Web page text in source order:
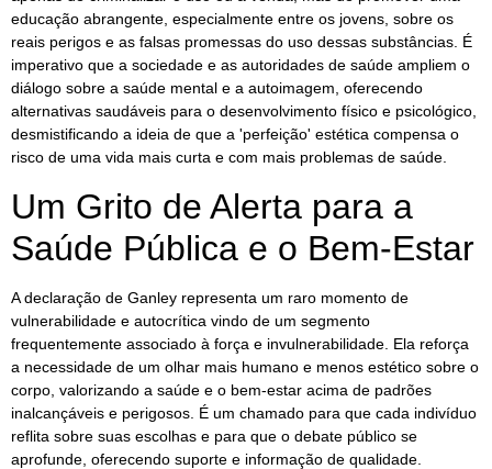
educação abrangente, especialmente entre os jovens, sobre os
reais perigos e as falsas promessas do uso dessas substâncias. É
imperativo que a sociedade e as autoridades de saúde ampliem o
diálogo sobre a saúde mental e a autoimagem, oferecendo
alternativas saudáveis para o desenvolvimento físico e psicológico,
desmistificando a ideia de que a 'perfeição' estética compensa o
risco de uma vida mais curta e com mais problemas de saúde.
Um Grito de Alerta para a
Saúde Pública e o Bem-Estar
A declaração de Ganley representa um raro momento de
vulnerabilidade e autocrítica vindo de um segmento
frequentemente associado à força e invulnerabilidade. Ela reforça
a necessidade de um olhar mais humano e menos estético sobre o
corpo, valorizando a saúde e o bem-estar acima de padrões
inalcançáveis e perigosos. É um chamado para que cada indivíduo
reflita sobre suas escolhas e para que o debate público se
aprofunde, oferecendo suporte e informação de qualidade.